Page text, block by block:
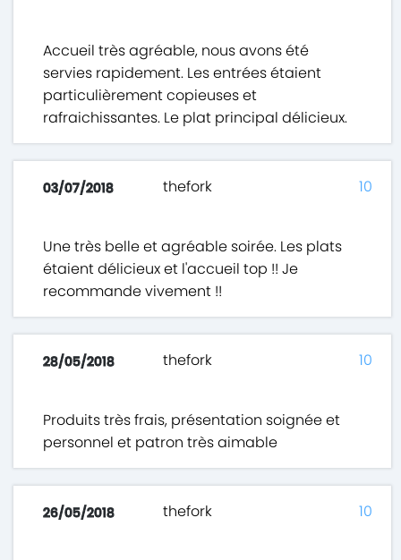
Accueil très agréable, nous avons été
servies rapidement. Les entrées étaient
particulièrement copieuses et
rafraichissantes. Le plat principal délicieux.
03/07/2018 thefork
Une très belle et agréable soirée. Les plats
étaient délicieux et l'accueil top !! Je
recommande vivement !!
10
28/05/2018 thefork
Produits très frais, présentation soignée et
personnel et patron très aimable
10
26/05/2018 thefork 10